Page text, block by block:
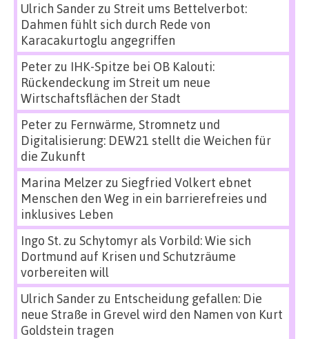
Ulrich Sanderzu Streit ums Bettelverbot:
Dahmen fühlt sich durch Rede von
Karacakurtoglu angegriffen
Peterzu IHK-Spitze bei OB Kalouti:
Rückendeckung im Streit um neue
Wirtschaftsflächen der Stadt
Peterzu Fernwärme, Stromnetz und
Digitalisierung: DEW21 stellt die Weichen für
die Zukunft
Marina Melzerzu Siegfried Volkert ebnet
Menschen den Weg in ein barrierefreies und
inklusives Leben
Ingo St.zu Schytomyr als Vorbild: Wie sich
Dortmund auf Krisen und Schutzräume
vorbereiten will
Ulrich Sanderzu Entscheidung gefallen: Die
neue Straße in Grevel wird den Namen von Kurt
Goldstein tragen